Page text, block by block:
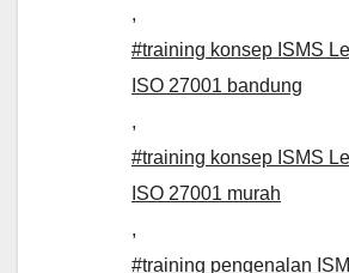
,
#training konsep ISMS
ISO 27001 bandung
,
#training konsep ISMS
ISO 27001 murah
,
#training pengenalan